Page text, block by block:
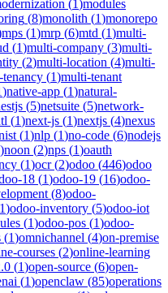
(1)modules
(8)monolith (1)monorepo
mps (1)mrp (6)mtd (1)multi-
(1)multi-company (3)multi-
(2)multi-location (4)multi-
(1)multi-tenant
)native-app (1)natural-
(5)netsuite (5)network-
(1)next-js (1)nextjs (4)nexus
(1)nlp (1)no-code (6)nodejs
)noon (2)nps (1)oauth
(1)ocr(2)odoo (446)odoo
18 (1)odoo-19 (16)odoo-
(8)odoo-
1)odoo-inventory (5)odoo-iot
(1)odoo-pos (1)odoo-
(1)omnichannel (4)on-premise
courses (2)online-learning
(1)open-source (6)open-
(1)openclaw (85)operations